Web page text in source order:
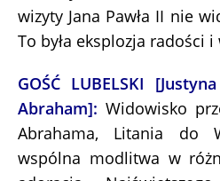
wizyty Jana Pawła II nie
To była eksplozja radości
GOŚĆ LUBELSKI
Abraham]: Widowisko
Abrahama, Litania do
wspólna modlitwa w